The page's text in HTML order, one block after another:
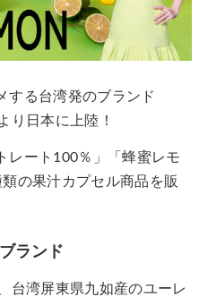
する台湾発のブランド
り日本に上陸！
レート100％」「蜂蜜レモ
の果汁カプセル商品を販
ランド
台湾屏東県九如産のユーレ